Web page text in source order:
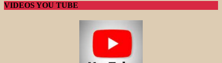
VIDEOS YOU TUBE